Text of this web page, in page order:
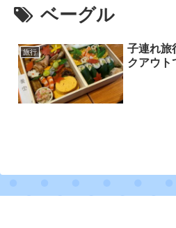
ベーグル
旅行
子連れ
クアウト